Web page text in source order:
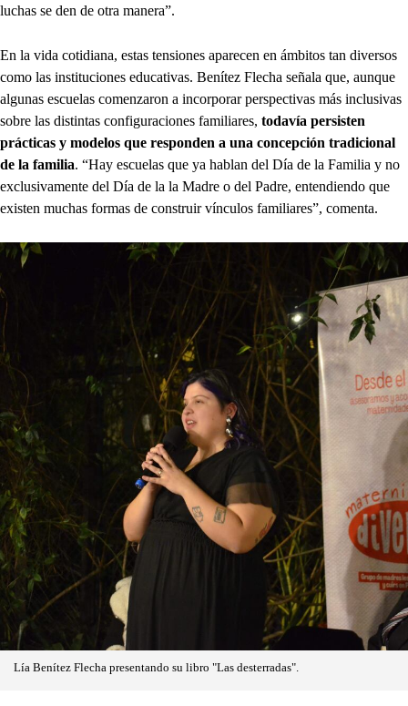
luchas se den de otra manera”.
En la vida cotidiana, estas tensiones aparecen en ámbitos tan diversos
como las instituciones educativas. Benítez Flecha señala que, aunque
algunas escuelas comenzaron a incorporar perspectivas más inclusivas
sobre las distintas configuraciones familiares, todavía persisten
prácticas y modelos que responden a una concepción tradicional
de la familia. “Hay escuelas que ya hablan del Día de la Familia y no
exclusivamente del Día de la la Madre o del Padre, entendiendo que
existen muchas formas de construir vínculos familiares”, comenta.
Lía Benítez Flecha presentando su libro "Las desterradas".